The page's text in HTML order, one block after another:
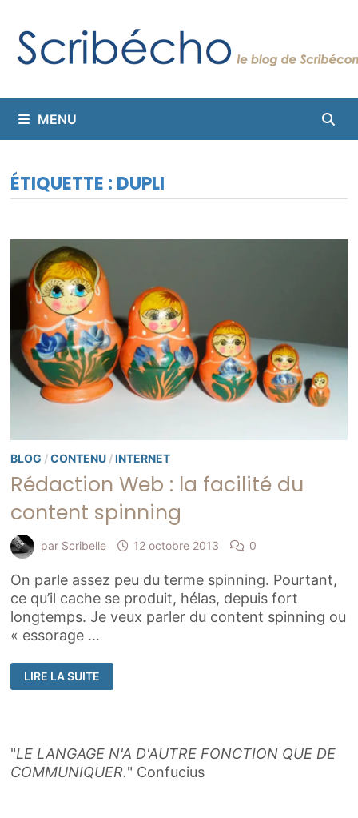
contenu
MENU
ÉTIQUETTE : DUPLI
BLOG /CONTENU /INTERNET
Rédaction Web : la facilité du
content spinning
par Scribelle 12 octobre 2013 0
On parle assez peu du terme spinning. Pourtant,
ce qu’il cache se produit, hélas, depuis fort
longtemps. Je veux parler du content spinning ou
« essorage …
RÉDACTION
WEB
:
SPINNING
LIRE LA SUITE
"LE LANGAGE N'A D'AUTRE FONCTION QUE DE
COMMUNIQUER." Confucius